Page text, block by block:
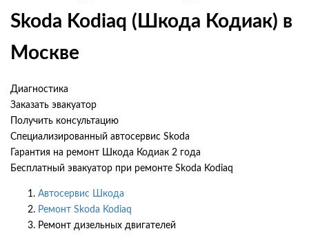
Skoda Kodiaq (Шкода Кодиак) в
Москве
Диагностика
Заказать эвакуатор
Получить консультацию
Специализированный автосервис Skoda
Гарантия на ремонт Шкода Кодиак 2 года
Бесплатный эвакуатор при ремонте Skoda Kodiaq
Автосервис Шкода
Ремонт Skoda Kodiaq
Ремонт дизельных двигателей